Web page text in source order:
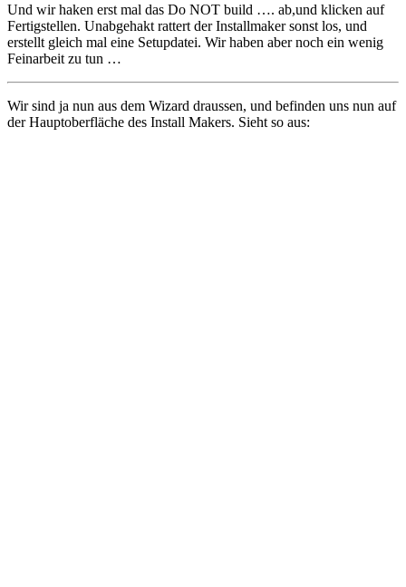
Und wir haken erst mal das Do NOT build …. ab,und klicken auf
Fertigstellen. Unabgehakt rattert der Installmaker sonst los, und
erstellt gleich mal eine Setupdatei. Wir haben aber noch ein wenig
Feinarbeit zu tun …
Wir sind ja nun aus dem Wizard draussen, und befinden uns nun auf
der Hauptoberfläche des Install Makers. Sieht so aus: